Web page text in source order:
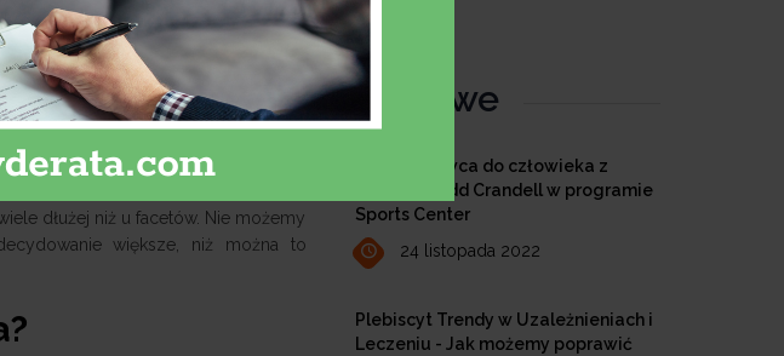
Niemniej jednak nie da się
od alkoholu. O problemie
piją głównie w ukryciu i
dłużej niż u facetów. Nie możemy
większe, niż można to
Nowe
Od nałogowca do człowieka z
żelaza - Todd Crandell w programie
Sports Center
24 listopada 2022
Plebiscyt Trendy w Uzależnieniach i
Leczeniu - Jak możemy poprawić